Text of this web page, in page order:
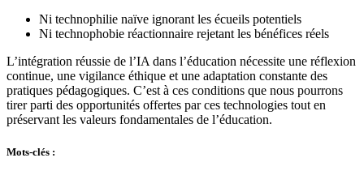
Ni technophilie naïve ignorant les écueils potentiels
Ni technophobie réactionnaire rejetant les bénéfices réels
L’intégration réussie de l’IA dans l’éducation nécessite une réflexion
continue, une vigilance éthique et une adaptation constante des
pratiques pédagogiques. C’est à ces conditions que nous pourrons
tirer parti des opportunités offertes par ces technologies tout en
préservant les valeurs fondamentales de l’éducation.
Mots-clés :